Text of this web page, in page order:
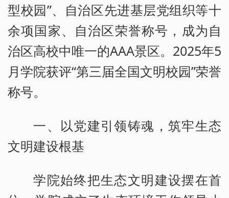
型校园”、自治区先进基层党组织等十
余项国家、自治区荣誉称号，成为自
治区高校中唯一的AAA景区。2025年5
月学院获评“第三届全国文明校园”荣誉
称号。
一、以党建引领铸魂，筑牢生态
文明建设根基
学院始终把生态文明建设摆在首